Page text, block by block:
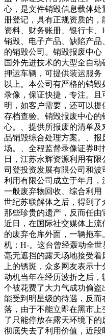
心，是文件销毁信息载体
册登记，具有正规资质的
资料、财务账册、银行卡
销毁、电子产品、缺陷产
的销毁公司。销毁报废中
国外先进技术的大型全自
押运车辆，可提供装运服
以上。本公司有严格的销
录像，保证快捷，专注。
明，如客户需要，还可以
存档查验。销毁报废中心
心。、提供所报废的清单
品销毁综合处理方案。、
场。、全程监督录像证券时
日，江苏永辉资源利用有
司登投资发展有限公司和
利用有限公司成立于年月
一般废弃物回收、综合利
世纪苏联解体之后，得到
那些珍贵的遗产，反而任由
近日，在国际社交媒体上
的废弃仓库外面，一辆拖
机：H-。这台曾经轰动全
毫无遮挡的露天场地接受
上的锈斑，众多网友表示
动机当年在经历波折之后
个被花费了大力气成功偷
能受到明星级的待遇，反
落，由于不能立即在黑市
了只能停放在露天环境下
彻底失去了利用价值，近